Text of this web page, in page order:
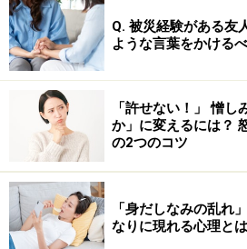
ています。就職戦線をくぐり抜け
やすいものです。最近では、中学
中学生にもよく見られます。
2．荷おろし症候群
難しい仕事を終えた人が抱える
し症候群」と呼ばれます。休む間
仕事が終わると、疲れやストレス
や抑うつ感を覚えることがあり
く、親の介護や子育てを終えた
Q. 被災経験がある友
ような言葉をかける
「許せない！」 憎
か」に変えるには？
の2つのコツ
「身だしなみの乱れ
なりに現れる心理とは